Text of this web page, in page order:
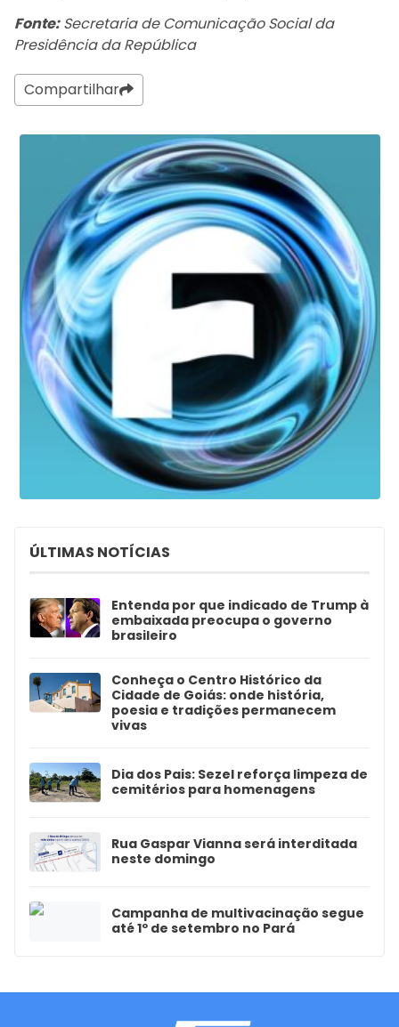
Fonte:Secretaria de Comunicação Social da
Presidência da República
Compartilhar
ÚLTIMAS NOTÍCIAS
Entenda por que indicado de Trump à
embaixada preocupa o governo
brasileiro
Conheça o Centro Histórico da
Cidade de Goiás: onde história,
poesia e tradições permanecem
vivas
Dia dos Pais: Sezel reforça limpeza de
cemitérios para homenagens
Rua Gaspar Vianna será interditada
neste domingo
Campanha de multivacinação segue
até 1º de setembro no Pará